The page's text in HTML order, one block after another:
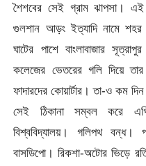
শৈশবের সেই গ্রাম ঝাপসা। এই
গুলশান আড়ং ইত্যাদি নামে শহর
ঘাটের পাশে বাংলাবাজার
কলেজের ভেতরের গলি দিয়ে
ফাদারদের কোয়ার্টার। তা-ও কম
সেই ঠিকানা সম্বল করে
বিশ্ববিদ্যালয়। গলিপথ বন্ধ।
বাসডিপো। রিকশা-অটোর ভিড়ে